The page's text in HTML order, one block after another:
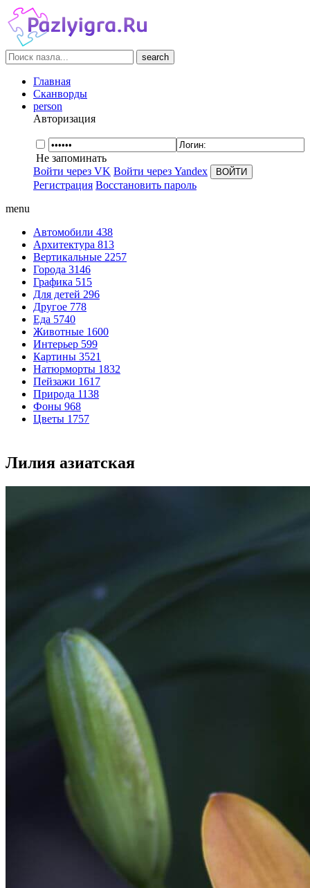
search
Главная
Сканворды
person
Авторизация
Не запоминать
Войти через VK Войти через Yandex
Регистрация Восстановить пароль
menu
Автомобили 438
Архитектура 813
Вертикальные 2257
Города 3146
Графика 515
Для детей 296
Другое 778
Еда 5740
Животные 1600
Интерьер 599
Картины 3521
Натюрморты 1832
Пейзажи 1617
Природа 1138
Фоны 968
Цветы 1757
Лилия азиатская